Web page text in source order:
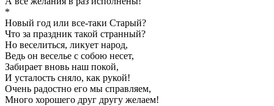
*
Новый год или все-таки Старый?
Что за праздник такой странный?
Но веселиться, ликует народ,
Ведь он веселье с собою несет,
Забирает вновь наш покой,
И усталость сняло, как рукой!
Очень радостно его мы справляем,
Много хорошего друг другу желаем!